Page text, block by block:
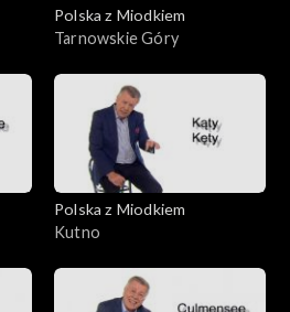
Polska z Miodkiem
Tarnowskie Góry
Polska z Miodkiem
Kutno